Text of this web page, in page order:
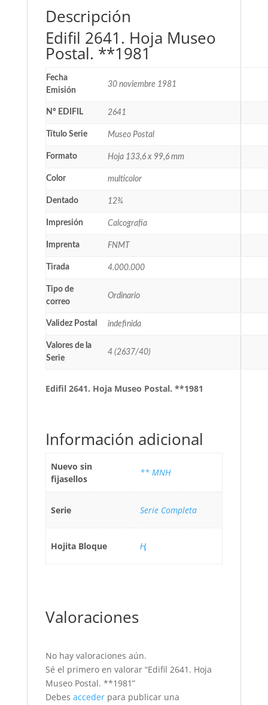
Descripción
Edifil 2641. Hoja Museo
Postal. **1981
Fecha
Emisión
30 noviembre 1981
Nº EDIFIL 2641
Título Serie Museo Postal
Formato Hoja 133,6 x 99,6 mm
Color multicolor
Dentado 12¾
Impresión Calcografía
Imprenta FNMT
Tirada 4.000.000
Tipo de
correo
Ordinario
Validez Postal indefinida
Valores de la
Serie
4 (2637/40)
Edifil 2641. Hoja Museo Postal. **1981
Información adicional
Nuevo sin
fijasellos
** MNH
Serie Serie Completa
Hojita Bloque Ң
Valoraciones
No hay valoraciones aún.
Sé el primero en valorar “Edifil 2641. Hoja
Museo Postal. **1981”
Debes accederpara publicar una